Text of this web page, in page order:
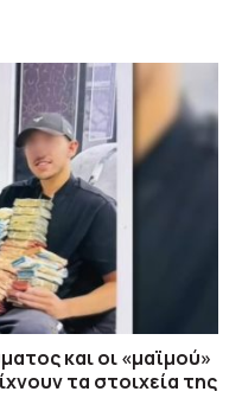
και οι «μαϊμού»
τα στοιχεία της